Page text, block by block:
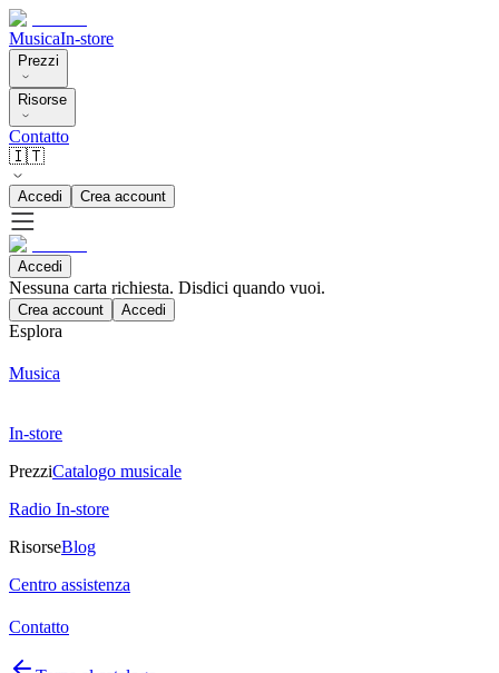
MusicaIn-store
Prezzi
Risorse
Contatto
🇮🇹
Accedi Crea account
Accedi
Nessuna carta richiesta. Disdici quando vuoi.
Crea account Accedi
Esplora
Musica
In-store
PrezziCatalogo musicale
Radio In-store
RisorseBlog
Centro assistenza
Contatto